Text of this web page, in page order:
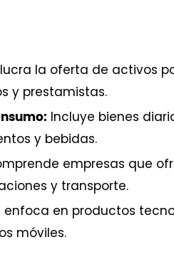
la oferta de activos
y prestamistas.
Incluye bienes
y bebidas.
empresas que
y transporte.
enfoca en productos
móviles.